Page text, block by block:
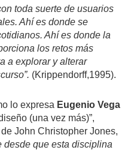
toda suerte de usuarios
Ahí es donde se
Ahí es donde la
los retos más
a explorar y alterar
(Krippendorff,1995).
lo expresa Eugenio Vega
(una vez más)”,
John Christopher Jones,
desde que esta disciplina